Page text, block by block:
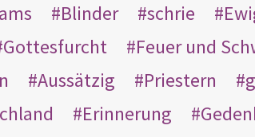
Blinder schrie
Gottesfurcht Feuer und
Aussätzig Priestern
Erinnerung